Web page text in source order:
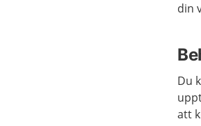
din
Du
att